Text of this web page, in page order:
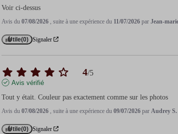
Voir ci-dessus
Avis du07/08/2026 , suite à une expérience du 11/07/2026 parJean-
Utile(0) Signaler
4/5
Avis vérifié
Tout y était. Couleur pas exactement comme sur les photos
Avis du07/08/2026 , suite à une expérience du09/07/2026 par Audrey S.
Utile(0) Signaler